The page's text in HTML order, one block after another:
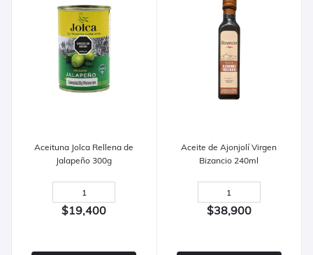
Aceituna Jolca Rellena de
Jalapeño 300g
$19,400
Aceite de Ajonjolí Virgen
Bizancio 240ml
$38,900